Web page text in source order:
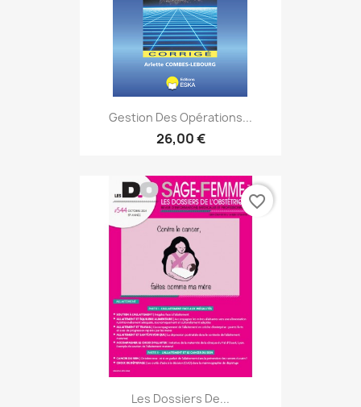
Gestion Des Opérations...
26,00 €
Les Dossiers De...
favorite_border